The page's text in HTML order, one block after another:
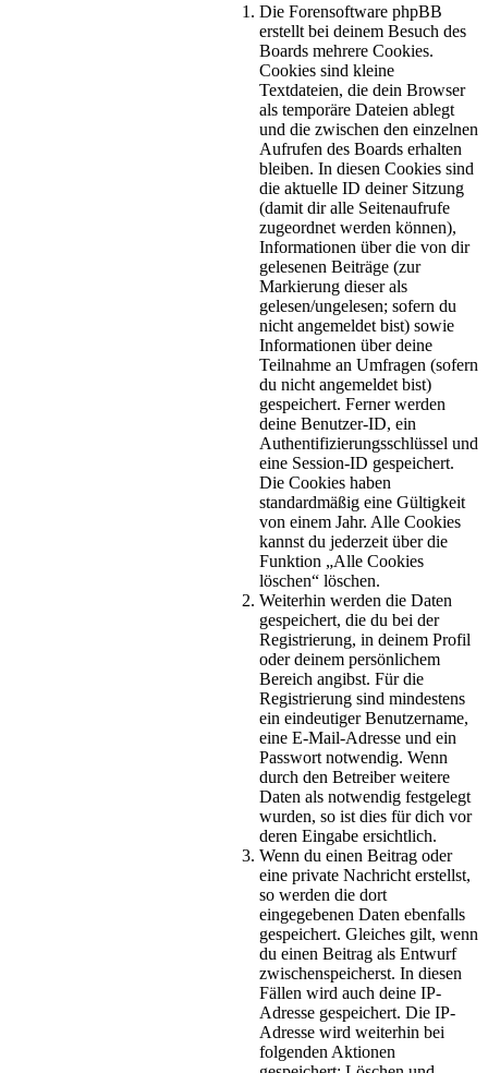
Die Forensoftware phpBB
erstellt bei deinem Besuch des
Boards mehrere Cookies.
Cookies sind kleine
Textdateien, die dein Browser
als temporäre Dateien ablegt
und die zwischen den einzelnen
Aufrufen des Boards erhalten
bleiben. In diesen Cookies sind
die aktuelle ID deiner Sitzung
(damit dir alle Seitenaufrufe
zugeordnet werden können),
Informationen über die von dir
gelesenen Beiträge (zur
Markierung dieser als
gelesen/ungelesen; sofern du
nicht angemeldet bist) sowie
Informationen über deine
Teilnahme an Umfragen (sofern
du nicht angemeldet bist)
gespeichert. Ferner werden
deine Benutzer-ID, ein
Authentifizierungsschlüssel und
eine Session-ID gespeichert.
Die Cookies haben
standardmäßig eine Gültigkeit
von einem Jahr. Alle Cookies
kannst du jederzeit über die
Funktion „Alle Cookies
löschen“ löschen.
Weiterhin werden die Daten
gespeichert, die du bei der
Registrierung, in deinem Profil
oder deinem persönlichem
Bereich angibst. Für die
Registrierung sind mindestens
ein eindeutiger Benutzername,
eine E-Mail-Adresse und ein
Passwort notwendig. Wenn
durch den Betreiber weitere
Daten als notwendig festgelegt
wurden, so ist dies für dich vor
deren Eingabe ersichtlich.
Wenn du einen Beitrag oder
eine private Nachricht erstellst,
so werden die dort
eingegebenen Daten ebenfalls
gespeichert. Gleiches gilt, wenn
du einen Beitrag als Entwurf
zwischenspeicherst. In diesen
Fällen wird auch deine IP-
Adresse gespeichert. Die IP-
Adresse wird weiterhin bei
folgenden Aktionen